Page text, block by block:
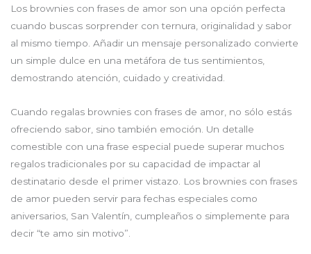
Los brownies con frases de amor son una opción perfecta
cuando buscas sorprender con ternura, originalidad y sabor
al mismo tiempo. Añadir un mensaje personalizado convierte
un simple dulce en una metáfora de tus sentimientos,
demostrando atención, cuidado y creatividad.
Cuando regalas brownies con frases de amor, no sólo estás
ofreciendo sabor, sino también emoción. Un detalle
comestible con una frase especial puede superar muchos
regalos tradicionales por su capacidad de impactar al
destinatario desde el primer vistazo. Los brownies con frases
de amor pueden servir para fechas especiales como
aniversarios, San Valentín, cumpleaños o simplemente para
decir “te amo sin motivo”.